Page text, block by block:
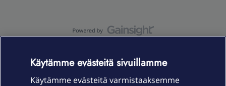
Käytämme evästeitä sivuillamme
Käytämme evästeitä varmistaaksemme